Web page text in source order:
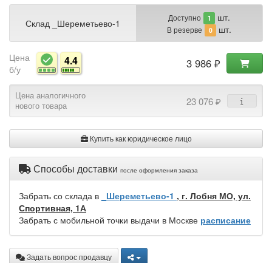
Склад _Шереметьево-1 Доступно 1 шт.
В резерве 0 шт.
Цена
б/у
4.4 3 986 ₽
Цена аналогичного
нового товара
23 076 ₽
Купить как юридическое лицо
Способы доставки после оформления заказа
Забрать со склада в _Шереметьево-1 , г. Лобня МО, ул.
Спортивная, 1А
Забрать с мобильной точки выдачи в Москве расписание
Задать вопрос продавцу